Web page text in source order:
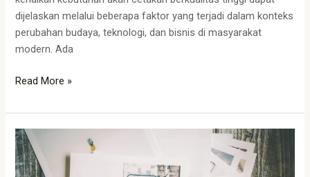
dijelaskan melalui beberapa faktor yang terjadi dalam konteks
perubahan budaya, teknologi, dan bisnis di masyarakat
modern. Ada
Read More »
Cetak
Tanpa
Batas